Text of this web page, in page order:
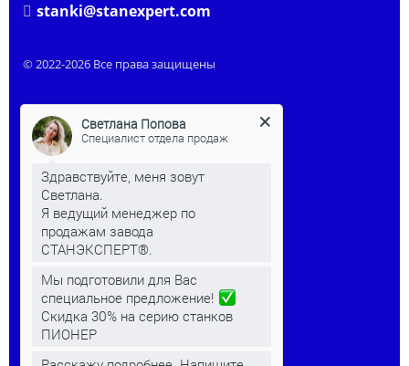
stanki@stanexpert.com
© 2022-2026 Все права защищены
КЛИЕНТАМ
Преимущества станков
Светлана Попова
Специалист отдела продаж
Здравствуйте, меня зовут
Светлана.
Я ведущий менеджер по
продажам завода
СТАНЭКСПЕРТ®.
Мы подготовили для Вас
специальное предложение!
Скидка 30% на серию станков
ПИОНЕР